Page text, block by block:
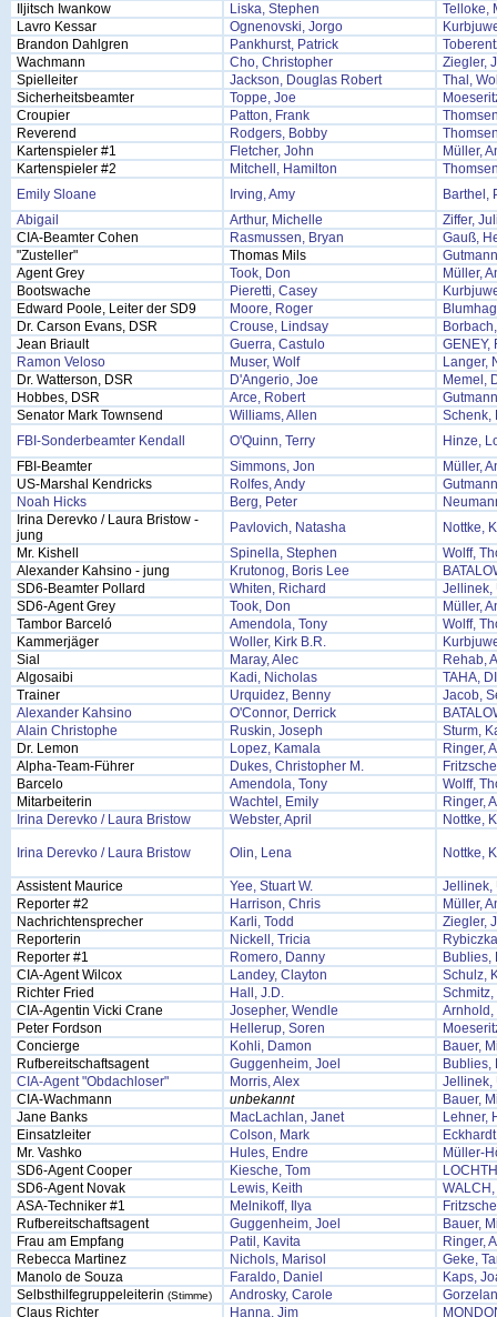
Iljitsch Iwankow
Liska, Stephen
Telloke,
Lavro Kessar
Ognenovski, Jorgo
Brandon Dahlgren
Pankhurst, Patrick
Wachmann
Cho, Christopher
Ziegler,
Spielleiter
Jackson, Douglas Robert
Thal,
Sicherheitsbeamter
Toppe, Joe
Croupier
Patton, Frank
Reverend
Rodgers, Bobby
Kartenspieler #1
Fletcher, John
Müller,
Kartenspieler #2
Mitchell, Hamilton
Emily Sloane
Irving, Amy
Barthel,
Abigail
Arthur, Michelle
Ziffer,
CIA-Beamter Cohen
Rasmussen, Bryan
Gauß,
"Zusteller"
Thomas Mils
Agent Grey
Took, Don
Müller,
Bootswache
Pieretti, Casey
Edward Poole, Leiter der SD9
Moore, Roger
Dr. Carson Evans, DSR
Crouse, Lindsay
Jean Briault
Guerra, Castulo
GENEY,
Ramon Veloso
Muser, Wolf
Langer,
Dr. Watterson, DSR
D'Angerio, Joe
Memel,
Hobbes, DSR
Arce, Robert
Senator Mark Townsend
Williams, Allen
Schenk,
FBI-Sonderbeamter Kendall
O'Quinn, Terry
Hinze,
FBI-Beamter
Simmons, Jon
Müller,
US-Marshal Kendricks
Rolfes, Andy
Noah Hicks
Berg, Peter
Irina Derevko / Laura Bristow -
jung
Pavlovich, Natasha
Nottke,
Mr. Kishell
Spinella, Stephen
Wolff,
Alexander Kahsino - jung
Krutonog, Boris Lee
SD6-Beamter Pollard
Whiten, Richard
Jellinek,
SD6-Agent Grey
Took, Don
Müller,
Tambor Barceló
Amendola, Tony
Wolff,
Kammerjäger
Woller, Kirk B.R.
Sial
Maray, Alec
Rehab,
Algosaibi
Kadi, Nicholas
TAHA,
Trainer
Urquidez, Benny
Jacob,
Alexander Kahsino
O'Connor, Derrick
Alain Christophe
Ruskin, Joseph
Sturm,
Dr. Lemon
Lopez, Kamala
Ringer,
Alpha-Team-Führer
Dukes, Christopher M.
Barcelo
Amendola, Tony
Wolff,
Mitarbeiterin
Wachtel, Emily
Ringer,
Irina Derevko / Laura Bristow
Webster, April Nottke,
Irina Derevko / Laura Bristow Olin, Lena Nottke,
Assistent Maurice Yee, Stuart W.
Jellinek,
Reporter #2
Harrison, Chris
Müller,
Nachrichtensprecher
Karli, Todd
Ziegler,
Reporterin
Nickell, Tricia
Reporter #1
Romero, Danny
Bublies,
CIA-Agent Wilcox
Landey, Clayton
Schulz,
Richter Fried
Hall, J.D.
Schmitz,
CIA-Agentin Vicki Crane
Josepher, Wendle
Arnhold,
Peter Fordson
Hellerup, Soren
Concierge
Kohli, Damon
Bauer,
Rufbereitschaftsagent
Guggenheim, Joel
Bublies,
CIA-Agent "Obdachloser"
Morris, Alex
Jellinek,
CIA-Wachmann
unbekannt
Bauer,
Jane Banks
MacLachlan, Janet
Lehner,
Einsatzleiter
Colson, Mark
Mr. Vashko
Hules, Endre
Müller-
SD6-Agent Cooper
Kiesche, Tom
SD6-Agent Novak
Lewis, Keith
ASA-Techniker #1
Melnikoff, Ilya
Rufbereitschaftsagent
Guggenheim, Joel
Bauer,
Frau am Empfang
Patil, Kavita
Ringer,
Rebecca Martinez
Nichols, Marisol
Geke,
Manolo de Souza
Faraldo, Daniel
Kaps,
Selbsthilfegruppeleiterin (Stimme) Androsky, Carole
Claus Richter
Hanna, Jim